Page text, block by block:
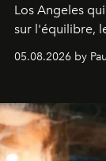
Los Angeles
sur l'équilibre,
05.08.2026 by